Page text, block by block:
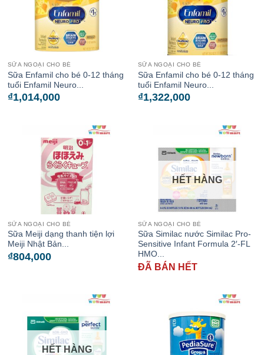
SỮA NGOẠI CHO BÉ
Sữa Enfamil cho bé 0-12 tháng
tuổi Enfamil Neuro...
₫1,014,000
SỮA NGOẠI CHO BÉ
Sữa Enfamil cho bé 0-12 tháng
tuổi Enfamil Neuro...
₫1,322,000
SỮA NGOẠI CHO BÉ
Sữa Meiji dạng thanh tiện lợi
Meiji Nhật Bản...
₫804,000
HẾT HÀNG
SỮA NGOẠI CHO BÉ
Sữa Similac nước Similac Pro-
Sensitive Infant Formula 2′-FL
HMO...
ĐÃ BÁN HẾT
HẾT HÀNG